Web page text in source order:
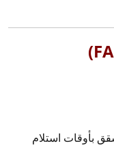
بأوقات استلام